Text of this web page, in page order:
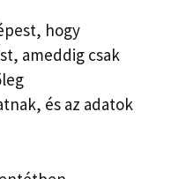
hogy
ameddig csak
és az adatok